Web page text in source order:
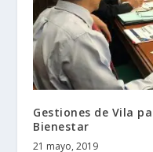
Gestiones de Vila
Bienestar
21 mayo, 2019